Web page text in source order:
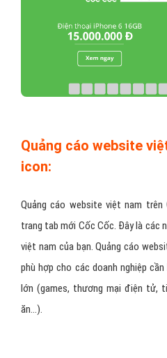
Quảng cáo website
icon:
Quảng cáo website việt nam
trang tab mới Cốc Cốc. Đây là các
việt nam của bạn. Quảng cáo
phù hợp cho các doanh nghiệp
lớn (games, thương mại điện tử,
ăn…).